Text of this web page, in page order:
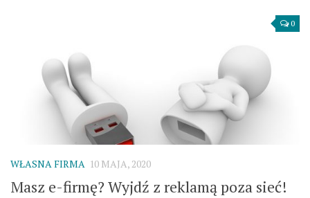
0
WŁASNA FIRMA 10 MAJA, 2020
Masz e-firmę? Wyjdź z reklamą poza sieć!